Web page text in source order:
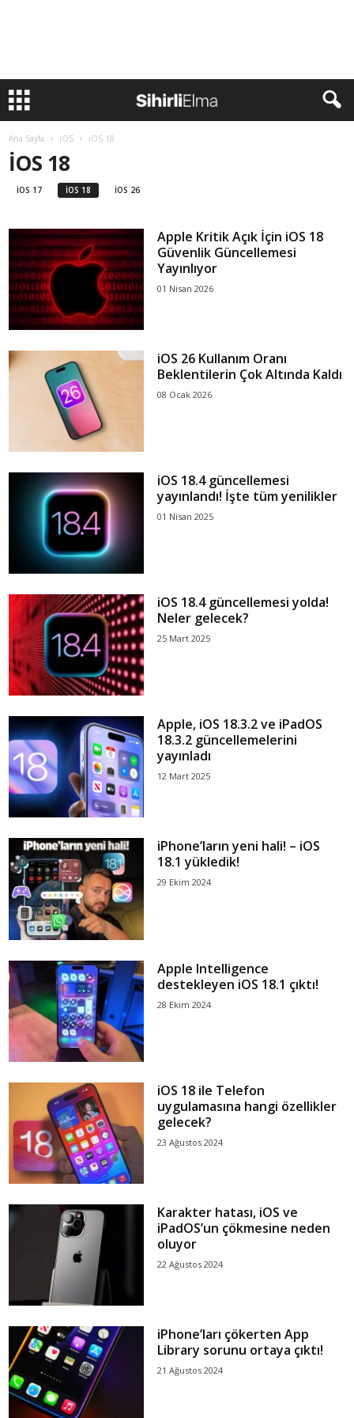
Ana Sayfa iOS iOS 18
IOS 18
IOS 17 IOS 18 IOS 26
Apple Kritik Açık İçin iOS 18
Güvenlik Güncellemesi
Yayınlıyor
01 Nisan 2026
iOS 26 Kullanım Oranı
Beklentilerin Çok Altında Kaldı
08 Ocak 2026
iOS 18.4 güncellemesi
yayınlandı! İşte tüm yenilikler
01 Nisan 2025
iOS 18.4 güncellemesi yolda!
Neler gelecek?
25 Mart 2025
Apple, iOS 18.3.2 ve iPadOS
18.3.2 güncellemelerini
yayınladı
12 Mart 2025
iPhone’ların yeni hali! – iOS
18.1 yükledik!
29 Ekim 2024
Apple Intelligence
destekleyen iOS 18.1 çıktı!
28 Ekim 2024
iOS 18 ile Telefon
uygulamasına hangi özellikler
gelecek?
23 Ağustos 2024
Karakter hatası, iOS ve
iPadOS’un çökmesine neden
oluyor
22 Ağustos 2024
iPhone’ları çökerten App
Library sorunu ortaya çıktı!
21 Ağustos 2024